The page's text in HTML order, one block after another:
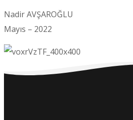
Nadir AVŞAROĞLU
Mayıs – 2022